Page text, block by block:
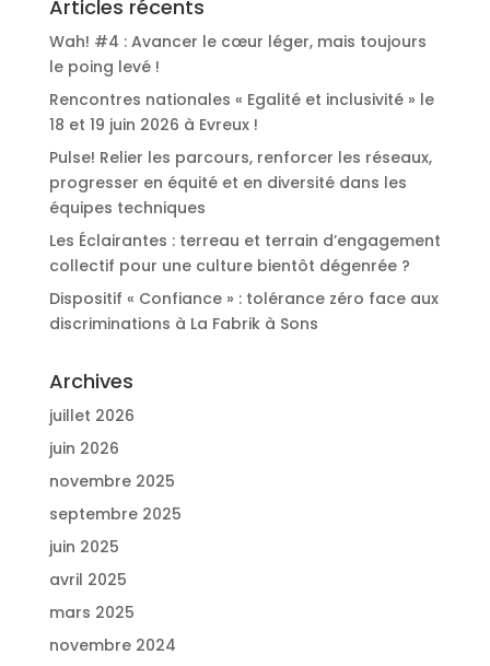
Articles récents
Wah! #4 : Avancer le cœur léger, mais toujours
le poing levé !
Rencontres nationales « Egalité et inclusivité » le
18 et 19 juin 2026 à Evreux !
Pulse! Relier les parcours, renforcer les réseaux,
progresser en équité et en diversité dans les
équipes techniques
Les Éclairantes : terreau et terrain d’engagement
collectif pour une culture bientôt dégenrée ?
Dispositif « Confiance » : tolérance zéro face aux
discriminations à La Fabrik à Sons
Archives
juillet 2026
juin 2026
novembre 2025
septembre 2025
juin 2025
avril 2025
mars 2025
novembre 2024